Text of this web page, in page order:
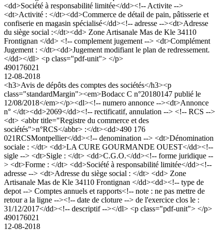
<dd>Société à responsabilité limitée</dd><!-- Activite -->
<dt>Activité : </dt><dd>Commerce de détail de pain, pâtisserie et
confiserie en magasin spécialisé</dd><!-- adresse --><dt>Adresse
du siège social :</dt><dd> Zone Artisanale Mas de Kle 34110
Frontignan </dd> <!-- complement jugement --> <dt>Complément
Jugement : </dt><dd>Jugement modifiant le plan de redressement.
</dd></dl> <p class="pdf-unit"> </p>
490176021
12-08-2018
<h3>Avis de dépôts des comptes des sociétés</h3><p
class="standardMargin"><em>Bodacc C n°20180147 publié le
12/08/2018</em></p><dl><!-- numero annonce --><dt>Annonce
n° </dt><dd>2069</dd><!-- rectificatif, annulation --> <!-- RCS -->
<dt> <abbr title="Registre du commerce et des
sociétés">n°RCS</abbr> :</dt><dd>490 176
021RCSMontpellier</dd><!-- denomination --> <dt>Dénomination
sociale : </dt> <dd>LA CURE GOURMANDE OUEST</dd><!--
sigle --> <dt>Sigle : </dt> <dd>C.G.O.</dd><!-- forme juridique --
> <dt>Forme : </dt> <dd>Société à responsabilité limitée</dd><!--
adresse --> <dt>Adresse du siège social : </dt> <dd> Zone
Artisanale Mas de Kle 34110 Frontignan </dd><dd><!-- type de
depot --> Comptes annuels et rapports<!-- note : ne pas mettre de
retour a la ligne --><!-- date de cloture --> de l'exercice clos le :
31/12/2017</dd><!-- descriptif --></dl> <p class="pdf-unit"> </p>
490176021
12-08-2018